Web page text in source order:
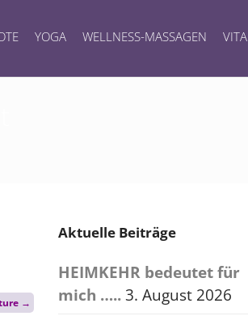
YOGA WELLNESS-MASSAGEN VITA
→
Aktuelle Beiträge
HEIMKEHR bedeutet für
mich …..3. August 2026